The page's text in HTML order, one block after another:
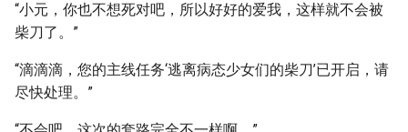
“小元，你也不想死对吧，所以好好的爱我，这样就不会被
柴刀了。”
“滴滴滴，您的主线任务‘逃离病态少女们的柴刀’已开启，请
尽快处理。”